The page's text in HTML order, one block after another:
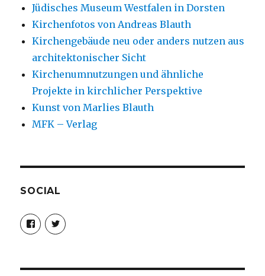
Jüdisches Museum Westfalen in Dorsten
Kirchenfotos von Andreas Blauth
Kirchengebäude neu oder anders nutzen aus
architektonischer Sicht
Kirchenumnutzungen und ähnliche
Projekte in kirchlicher Perspektive
Kunst von Marlies Blauth
MFK – Verlag
SOCIAL
Profil
von
christoph.fleischer1
anzeigen
Profil
von
anzeigen